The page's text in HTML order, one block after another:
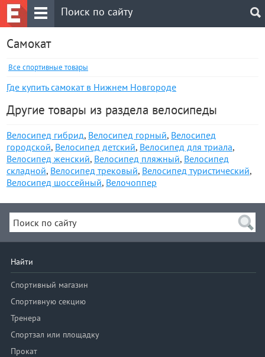
Самокат
Все спортивные товары
Где купить самокат в Нижнем Новгороде
Другие товары из раздела велосипеды
Велосипед гибрид, Велосипед горный, Велосипед
городской, Велосипед детский, Велосипед для триала,
Велосипед женский, Велосипед пляжный, Велосипед
складной, Велосипед трековый, Велосипед туристический,
Велосипед шоссейный, Велочоппер
Найти
Спортивный магазин
Спортивную секцию
Тренера
Спортзал или площадку
Прокат